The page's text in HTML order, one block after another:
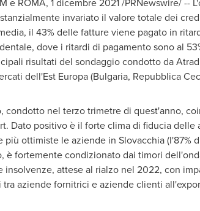
invariato il valore totale dei
il 43% delle fatture viene pagato in
dove i ritardi di pagamento sono al
risultati del sondaggio condotto da
dell'Est Europa (Bulgaria, Repubblica
condotto nel terzo trimetre di quest'anno,
Dato positivo è il forte clima di fiducia
più ottimiste le aziende in Slovacchia (l'87%
è fortemente condizionato dai timori
insolvenze, attese al rialzo nel 2022, con
tra aziende fornitrici e aziende clienti